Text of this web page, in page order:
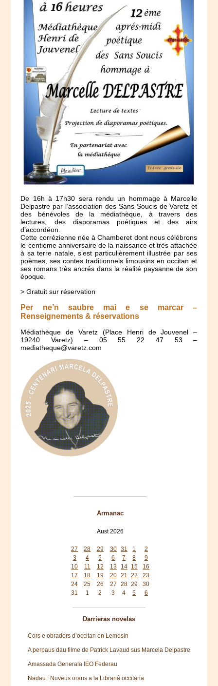
De 16h à 17h30 sera rendu un hommage à Marcelle
Delpastre par l’association des Sans Soucis de Varetz et
des bénévoles de la médiathèque, à travers des
lectures, des diaporamas poétiques et des airs
d’accordéon.
Cette corrézienne née à Chamberet dont nous célébrons
le centième anniversaire de la naissance et très attachée
à sa terre natale, s’est particulièrement illustrée par ses
poèmes, ses contes traditionnels limousins en occitan et
ses romans très ancrés dans la réalité paysanne de son
époque.
> Gratuit sur réservation
Per ne’n saubre mai e se marcar –
Renseignements & réservations
Médiathèque de Varetz (Place Henri de Jouvenel –
19240 Varetz) – 05 55 22 47 53 –
mediatheque@varetz.com
Armanac
Aust 2026
27
28 29 30 31 1
2
3
4 5 6 7 8
9
10
11 12 13 14 15
16
17
18 19 20 21 22
23
24
25 26 27 28 29
30
31
1 2 3 4 5 6
Darrieras novelas
Cors e obradors d’occitan en Lemosin
A perpaus dau filme de Patrick Lavaud sus Marcela Delpastre
Amassada Generala IEO Federau
Nadau : Nuveus oraris a la Librariá occitana